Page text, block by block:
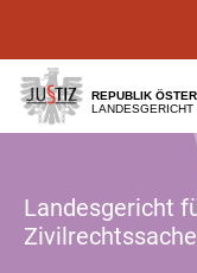
[1]
[2]
[3]
REPUBLIK
Landesgericht